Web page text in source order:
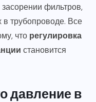
фильтров,
в трубопроводе. Все
что регулировка
становится
давление в